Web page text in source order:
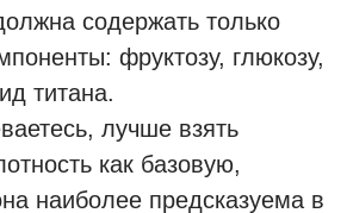
содержать только
фруктозу, глюкозу,
титана.
лучше взять
как базовую,
наиболее предсказуема в